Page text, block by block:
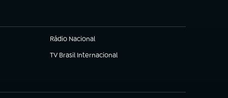
Rádio Nacional
TV Brasil Internacional
(abre em nova aba)